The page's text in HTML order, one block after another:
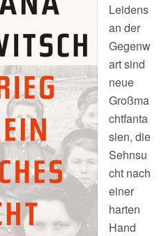
Leidens
an der
Gegenw
art sind
neue
Großma
chtfanta
sien, die
Sehnsu
cht nach
einer
harten
Hand